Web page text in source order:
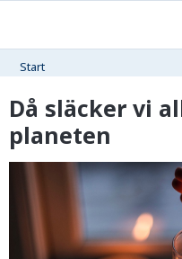
Start
Då släcker vi
planeten